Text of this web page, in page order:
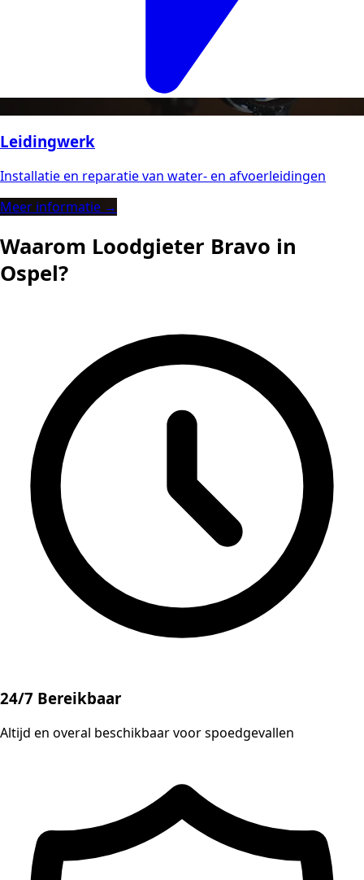
Leidingwerk
Installatie en reparatie van water- en afvoerleidingen
Meer informatie →
Waarom Loodgieter Bravo in
Ospel?
24/7 Bereikbaar
Altijd en overal beschikbaar voor spoedgevallen